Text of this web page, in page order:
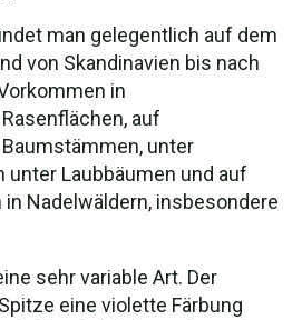
man gelegentlich auf dem
von Skandinavien bis nach
in
auf
unter
unter Laubbäumen und auf
Nadelwäldern, insbesondere
sehr variable Art. Der
eine violette Färbung